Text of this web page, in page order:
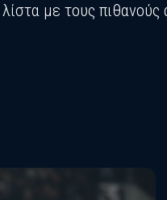
με τους πιθανούς